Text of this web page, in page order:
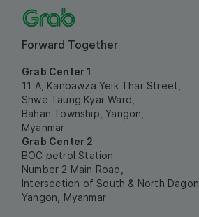
Forward Together
Grab Center 1
11 A, Kanbawza Yeik Thar Street,
Shwe Taung Kyar Ward,
Bahan Township, Yangon,
Myanmar
Grab Center 2
BOC petrol Station
Number 2 Main Road,
Intersection of South & North Dagon,
Yangon, Myanmar